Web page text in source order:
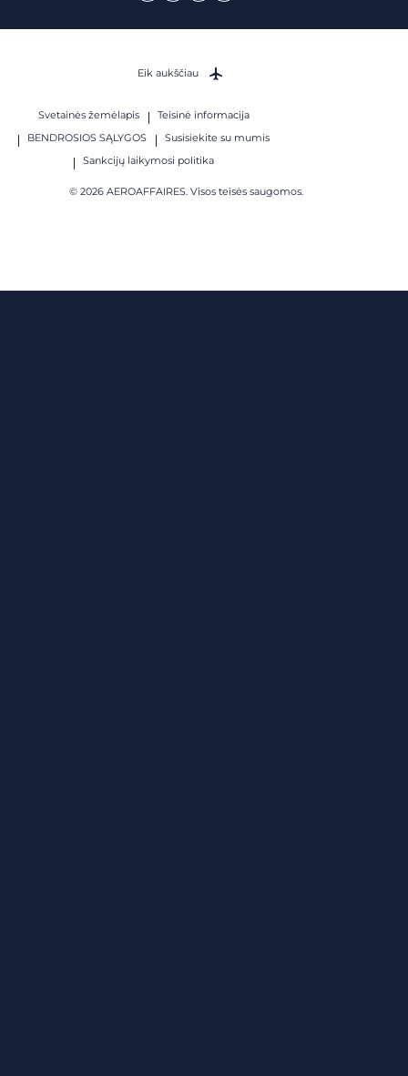
Svetainės žemėlapis
Teisinė informacija
BENDROSIOS SĄLYGOS
Susisiekite su mumis
Sankcijų laikymosi politika
© 2026 AEROAFFAIRES. Visos teisės saugomos.
Eik aukščiau